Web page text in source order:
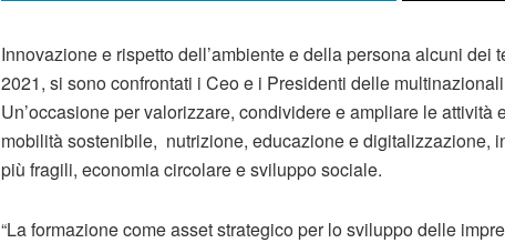
Innovazione e rispetto dell’ambiente e della persona alcuni dei
2021, si sono confrontati i Ceo e i Presidenti delle
Un’occasione per valorizzare, condividere e ampliare le attività
mobilità sostenibile, nutrizione, educazione e digitalizzazione,
più fragili, economia circolare e sviluppo sociale.
“La formazione come asset strategico per lo sviluppo delle